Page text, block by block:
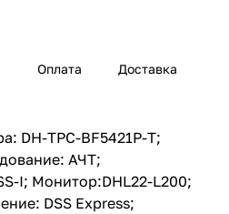
Оплата Доставка
DH-TPC-BF5421P-T;
АЧТ;
I; Монитор:DHL22-L200;
DSS Express;